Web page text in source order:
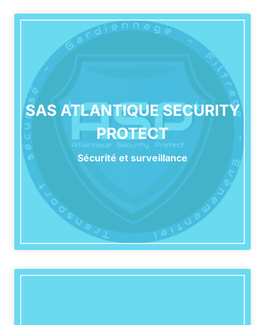
SAS ATLANTIQUE SECURITY
PROTECT
Sécurité et surveillance